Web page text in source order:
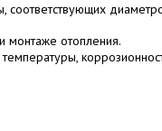
монтаже отопления.